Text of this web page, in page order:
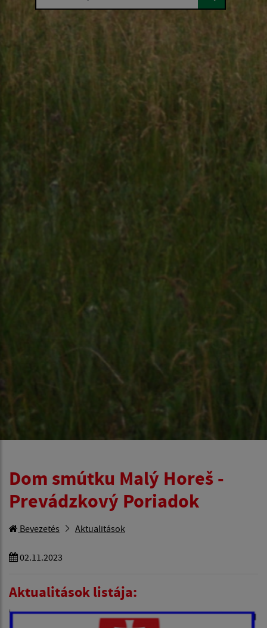
Dom smútku Malý Horeš -
Prevádzkový Poriadok
Bevezetés Aktualitások
02.11.2023
Aktualitások listája: